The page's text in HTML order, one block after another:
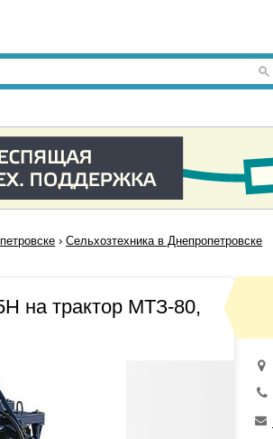
›Сельхозтехника в Днепропетровске
на трактор МТЗ-80,